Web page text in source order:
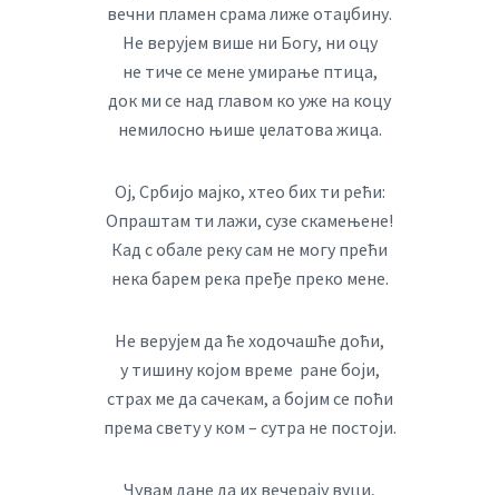
вечни пламен срама лиже отаџбину.
Не верујем више ни Богу, ни оцу
не тиче се мене умирање птица,
док ми се над главом ко уже на коцу
немилосно њише џелатова жица.
Ој, Србијо мајко, хтео бих ти рећи:
Опраштам ти лажи, сузе скамењене!
Кад с обале реку сам не могу прећи
нека барем река пређе преко мене.
Не верујем да ће ходочашће доћи,
у тишину којом време ране боји,
страх ме да сачекам, а бојим се поћи
према свету у ком – сутра не постоји.
Чувам дане да их вечерају вуци,